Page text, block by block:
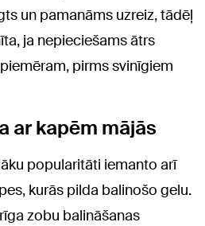
un pamanāms uzreiz, tādēļ
ja nepieciešams ātrs
pirms svinīgiem
ar kapēm mājās
popularitāti iemanto arī
kurās pilda balinošo gelu.
zobu balināšanas